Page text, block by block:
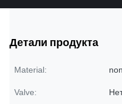
Детали продукта
Material:
Valve: